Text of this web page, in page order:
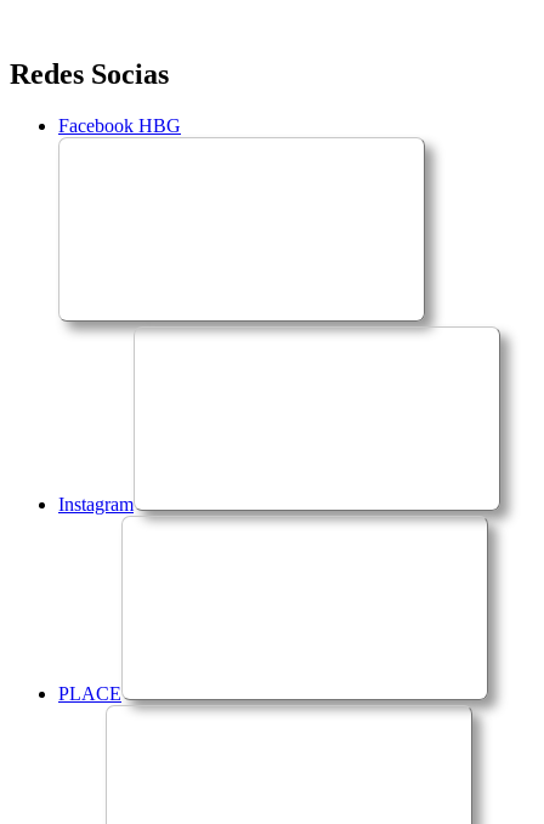
Saltar
para
conteúdo
Redes Socias
Facebook HBG
Instagram
PLACE